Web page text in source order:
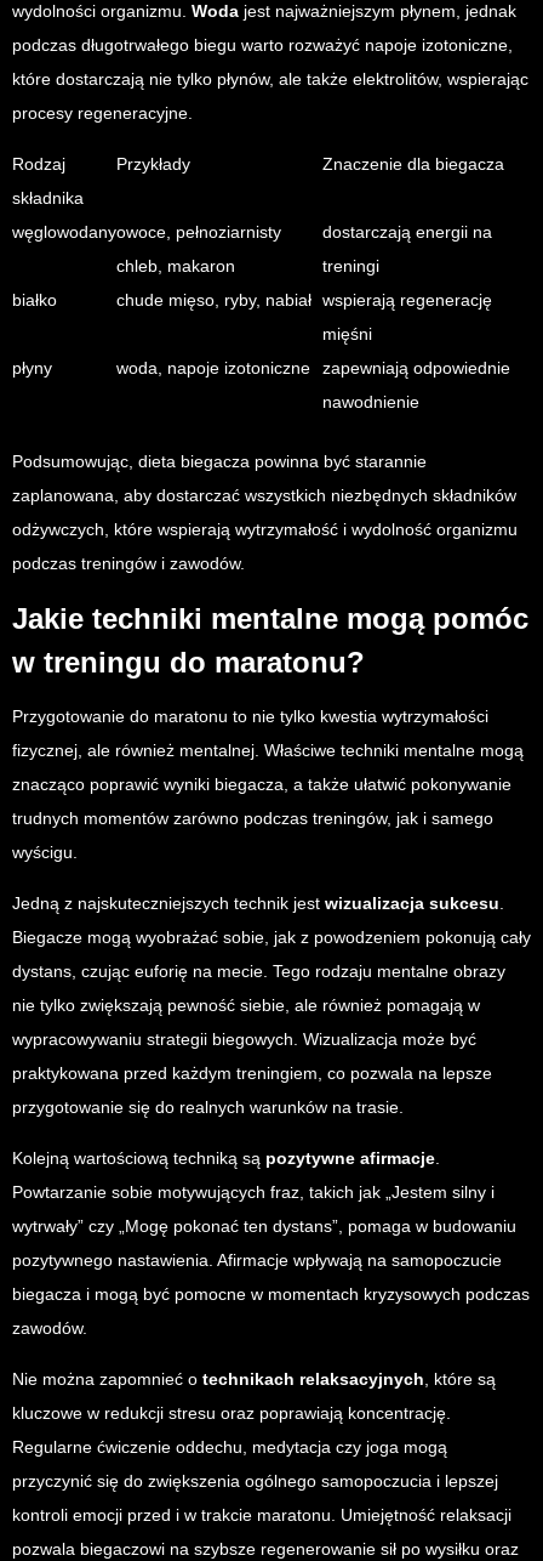
wydolności organizmu. Woda jest najważniejszym płynem, jednak
podczas długotrwałego biegu warto rozważyć napoje izotoniczne,
które dostarczają nie tylko płynów, ale także elektrolitów, wspierając
procesy regeneracyjne.
Rodzaj
składnika
Przykłady Znaczenie dla biegacza
węglowodanyowoce, pełnoziarnisty
chleb, makaron
dostarczają energii na
treningi
białko
chude mięso, ryby, nabiał wspierają regenerację
mięśni
płyny
woda, napoje izotoniczne
zapewniają odpowiednie
nawodnienie
Podsumowując, dieta biegacza powinna być starannie
zaplanowana, aby dostarczać wszystkich niezbędnych składników
odżywczych, które wspierają wytrzymałość i wydolność organizmu
podczas treningów i zawodów.
Jakie techniki mentalne mogą pomóc
w treningu do maratonu?
Przygotowanie do maratonu to nie tylko kwestia wytrzymałości
fizycznej, ale również mentalnej. Właściwe techniki mentalne mogą
znacząco poprawić wyniki biegacza, a także ułatwić pokonywanie
trudnych momentów zarówno podczas treningów, jak i samego
wyścigu.
Jedną z najskuteczniejszych technik jest wizualizacja sukcesu.
Biegacze mogą wyobrażać sobie, jak z powodzeniem pokonują cały
dystans, czując euforię na mecie. Tego rodzaju mentalne obrazy
nie tylko zwiększają pewność siebie, ale również pomagają w
wypracowywaniu strategii biegowych. Wizualizacja może być
praktykowana przed każdym treningiem, co pozwala na lepsze
przygotowanie się do realnych warunków na trasie.
Kolejną wartościową techniką są pozytywne afirmacje.
Powtarzanie sobie motywujących fraz, takich jak „Jestem silny i
wytrwały” czy „Mogę pokonać ten dystans”, pomaga w budowaniu
pozytywnego nastawienia. Afirmacje wpływają na samopoczucie
biegacza i mogą być pomocne w momentach kryzysowych podczas
zawodów.
Nie można zapomnieć o technikach relaksacyjnych, które są
kluczowe w redukcji stresu oraz poprawiają koncentrację.
Regularne ćwiczenie oddechu, medytacja czy joga mogą
przyczynić się do zwiększenia ogólnego samopoczucia i lepszej
kontroli emocji przed i w trakcie maratonu. Umiejętność relaksacji
pozwala biegaczowi na szybsze regenerowanie sił po wysiłku oraz